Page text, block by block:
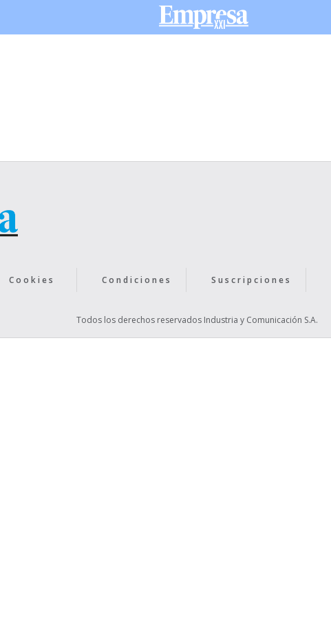
Cookies Condiciones Suscripciones
Todos los derechos reservados Industria y Comunicación S.A.